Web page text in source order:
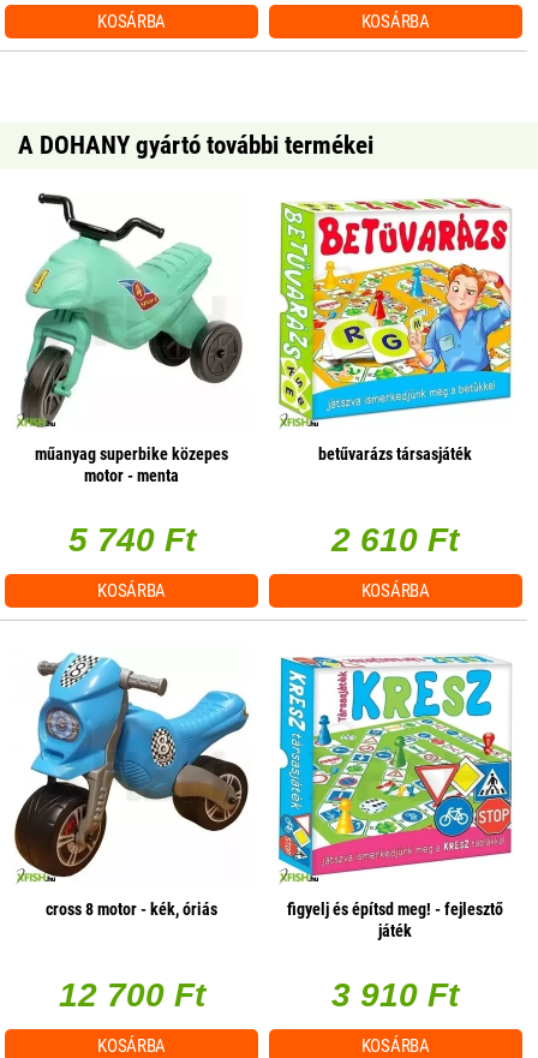
KOSÁRBA KOSÁRBA
A DOHANY gyártó további termékei
műanyag superbike közepes
motor - menta
5 740 Ft
KOSÁRBA
betűvarázs társasjáték
2 610 Ft
KOSÁRBA
cross 8 motor - kék, óriás
12 700 Ft
KOSÁRBA
figyelj és építsd meg! - fejlesztő
játék
3 910 Ft
KOSÁRBA